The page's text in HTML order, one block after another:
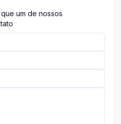
um de nossos